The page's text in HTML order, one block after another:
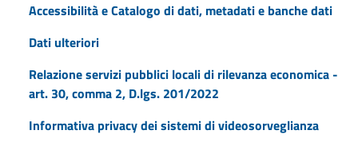
Accessibilità e Catalogo di dati, metadati e banche dati
Dati ulteriori
Relazione servizi pubblici locali di rilevanza economica -
art. 30, comma 2, D.lgs. 201/2022
Informativa privacy dei sistemi di videosorveglianza